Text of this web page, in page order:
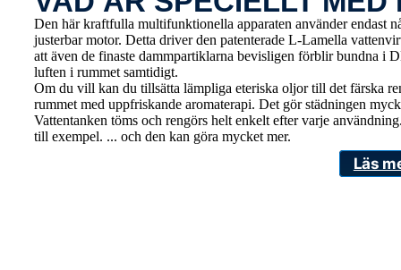
Den här kraftfulla multifunktionella apparaten använder endast
justerbar motor. Detta driver den patenterade L-Lamella
att även de finaste dammpartiklarna bevisligen förblir bundna i
luften i rummet samtidigt.
Om du vill kan du tillsätta lämpliga eteriska oljor till det färska
rummet med uppfriskande aromaterapi. Det gör städningen
Vattentanken töms och rengörs helt enkelt efter varje
till exempel. ... och den kan göra mycket mer.
Läs